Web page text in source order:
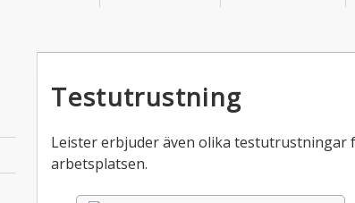
Testutrustning
Leister erbjuder även olika
arbetsplatsen.